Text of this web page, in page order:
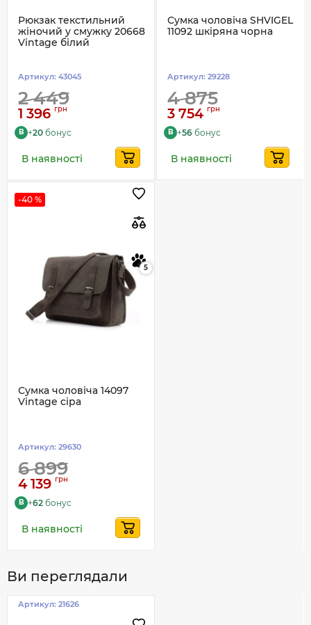
Рюкзак текстильний
жіночий у смужку 20668
Vintage білий
Артикул: 43045
2 449
1 396 грн
B +20 бонус
В наявності
Сумка чоловіча SHVIGEL
11092 шкіряна чорна
Артикул: 29228
4 875
3 754 грн
B +56 бонус
В наявності
-40 %
5
Сумка чоловіча 14097
Vintage сіра
Артикул: 29630
6 899
4 139 грн
B +62 бонус
В наявності
Ви переглядали
Артикул: 21626